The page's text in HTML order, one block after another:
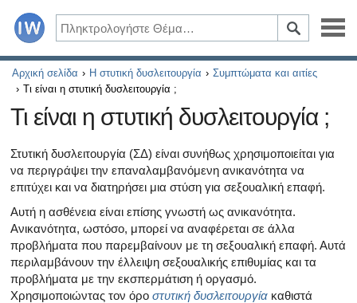
Ασθένειες
Συμπτώματα
Υγιεινός τρόπος ζωής
Όλα τα άρθρα σχετικά με το διαβήτη και τη στυτική
Όλα τα άρθρα για τη σεξουαλική υγεία
Όλα τα άρθρα σχετικά με το διαβήτη και το ενδοκρινικό
Αρχική σελίδα Η στυτική δυσλειτουργία
Συμπτώματα και αιτίες
Τι είναι η στυτική δυσλειτουργία ;
Τι είναι η στυτική δυσλειτουργία ;
Στυτική δυσλειτουργία (ΣΔ) είναι συνήθως χρησιμοποιείται για
να περιγράψει την επαναλαμβανόμενη ανικανότητα να
επιτύχει και να διατηρήσει μια στύση για σεξουαλική επαφή.
Αυτή η ασθένεια είναι επίσης γνωστή ως ανικανότητα.
Ανικανότητα, ωστόσο, μπορεί να αναφέρεται σε άλλα
προβλήματα που παρεμβαίνουν με τη σεξουαλική επαφή. Αυτά
περιλαμβάνουν την έλλειψη σεξουαλικής επιθυμίας και τα
προβλήματα με την εκσπερμάτιση ή οργασμό.
Χρησιμοποιώντας τον όρο στυτική δυσλειτουργία καθιστά